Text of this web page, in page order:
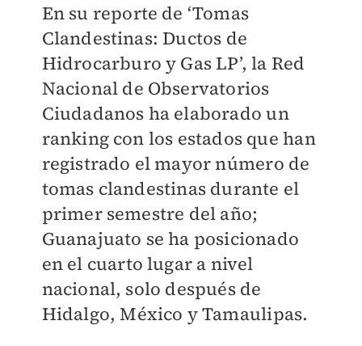
En su reporte de ‘Tomas
Clandestinas: Ductos de
Hidrocarburo y Gas LP’, la Red
Nacional de Observatorios
Ciudadanos ha elaborado un
ranking con los estados que han
registrado el mayor número de
tomas clandestinas durante el
primer semestre del año;
Guanajuato se ha posicionado
en el cuarto lugar a nivel
nacional, solo después de
Hidalgo, México y Tamaulipas.